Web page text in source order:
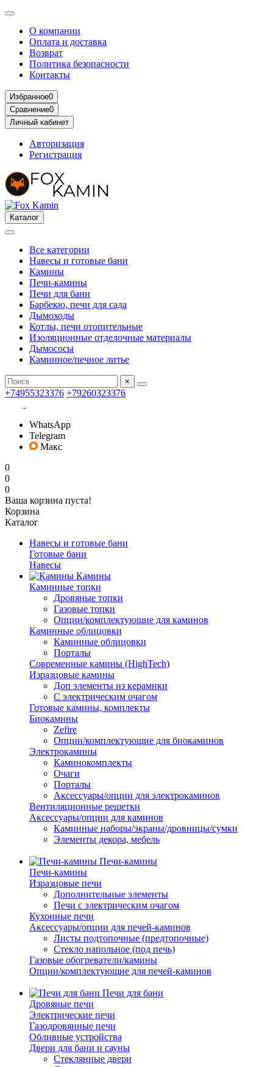
О компании
Оплата и доставка
Возврат
Политика безопасности
Контакты
Избранное0
Сравнение0
Личный кабинет
Авторизация
Регистрация
Каталог
Все категории
Навесы и готовые бани
Камины
Печи-камины
Печи для бани
Барбекю, печи для сада
Дымоходы
Котлы, печи отопительные
Изоляционные отделочные материалы
Дымососы
Каминное/печное литье
×
+74955323376 +79260323376
WhatsApp
Telegram
Макс
0
0
0
Ваша корзина пуста!
Корзина
Каталог
Навесы и готовые бани
Готовые бани
Навесы
Камины
Каминные топки
Дровяные топки
Газовые топки
Опции/комплектующие для каминов
Каминные облицовки
Каминные облицовки
Порталы
Современные камины (HighTech)
Изразцовые камины
Доп элементы из керамики
С электрическим очагом
Готовые камины, комплекты
Биокамины
Zefire
Опции/комплектующие для биокаминов
Электрокамины
Каминокомплекты
Очаги
Порталы
Аксессуары/опции для электрокаминов
Вентиляционные решетки
Аксессуары/опции для каминов
Каминные наборы/экраны/дровницы/сумки
Элементы декора, мебель
Печи-камины
Печи-камины
Изразцовые печи
Дополнительные элементы
Печи с электрическим очагом
Кухонные печи
Аксессуары/опции для печей-каминов
Листы подтопочные (предтопочные)
Стекло напольное (под печь)
Газовые обогреватели/камины
Опции/комплектующие для печей-каминов
Печи для бани
Дровяные печи
Электрические печи
Газодровянные печи
Обливные устройства
Двери для бани и сауны
Стеклянные двери